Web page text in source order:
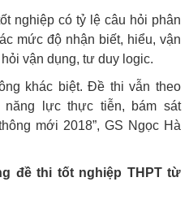
nghiệp có tỷ lệ câu hỏi phân
mức độ nhận biết, hiểu, vận
vận dụng, tư duy logic.
khác biệt. Đề thi vẫn theo
lực thực tiễn, bám sát
mới 2018”, GS Ngọc Hà
đề thi tốt nghiệp THPT từ